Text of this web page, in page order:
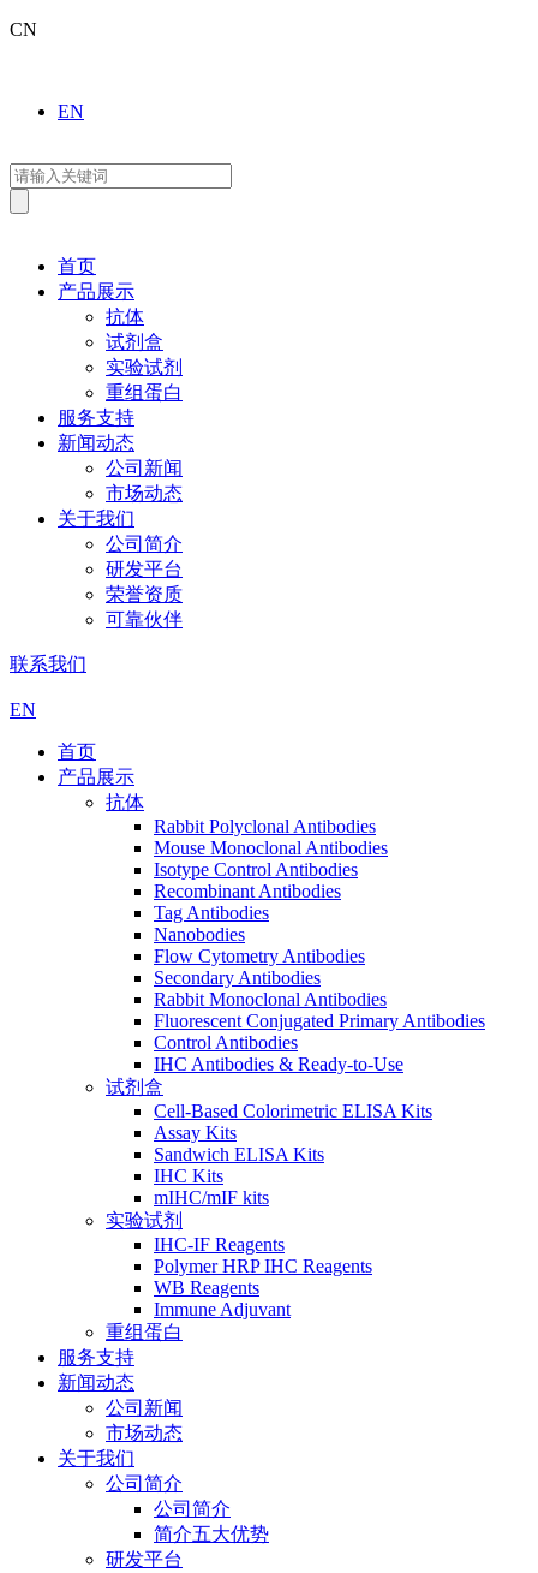
CN
EN
首页
产品展示
抗体
试剂盒
实验试剂
重组蛋白
服务支持
新闻动态
公司新闻
市场动态
关于我们
公司简介
研发平台
荣誉资质
可靠伙伴
联系我们
EN
首页
产品展示
抗体
Rabbit Polyclonal Antibodies
Mouse Monoclonal Antibodies
Isotype Control Antibodies
Recombinant Antibodies
Tag Antibodies
Nanobodies
Flow Cytometry Antibodies
Secondary Antibodies
Rabbit Monoclonal Antibodies
Fluorescent Conjugated Primary Antibodies
Control Antibodies
IHC Antibodies & Ready-to-Use
试剂盒
Cell-Based Colorimetric ELISA Kits
Assay Kits
Sandwich ELISA Kits
IHC Kits
mIHC/mIF kits
实验试剂
IHC-IF Reagents
Polymer HRP IHC Reagents
WB Reagents
Immune Adjuvant
重组蛋白
服务支持
新闻动态
公司新闻
市场动态
关于我们
公司简介
公司简介
简介五大优势
研发平台